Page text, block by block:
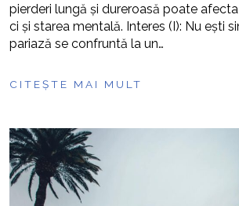
pierderi lungă și dureroasă poate
ci și starea mentală. Interes (I): Nu ești
pariază se confruntă la un…
CITEȘTE MAI MULT